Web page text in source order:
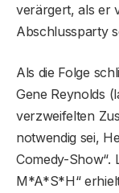
verärgert, als er
Abschlussparty
Als die Folge
Gene Reynolds
verzweifelten
notwendig sei,
Comedy-Show“.
M*A*S*H“